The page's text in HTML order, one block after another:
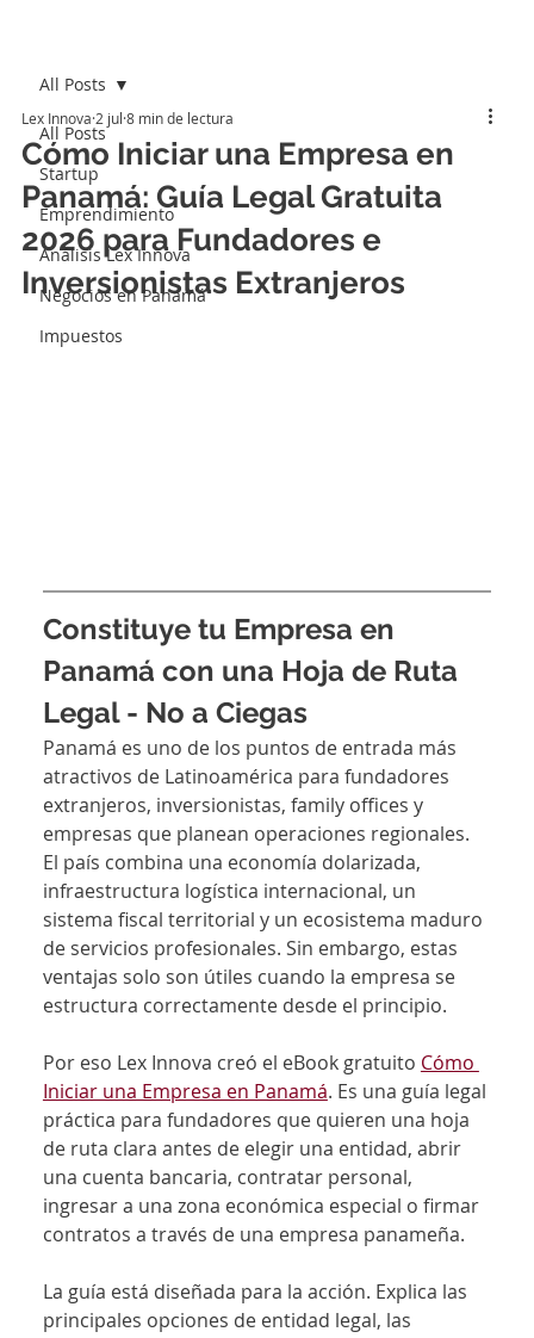
All Posts
Startup
Emprendimiento
Análisis Lex Innova
Negocios en Panamá
Impuestos
All Posts
Cómo Iniciar una Empresa en
Panamá: Guía Legal Gratuita
2026 para Fundadores e
Inversionistas Extranjeros
Lex Innova 2 jul 8 min de lectura
Constituye tu Empresa en
Panamá con una Hoja de Ruta
Legal - No a Ciegas
Panamá es uno de los puntos de entrada más
atractivos de Latinoamérica para fundadores
extranjeros, inversionistas, family offices y
empresas que planean operaciones regionales.
El país combina una economía dolarizada,
infraestructura logística internacional, un
sistema fiscal territorial y un ecosistema maduro
de servicios profesionales. Sin embargo, estas
ventajas solo son útiles cuando la empresa se
estructura correctamente desde el principio.
Por eso Lex Innova creó el eBook gratuito Cómo
Iniciar una Empresa en Panamá. Es una guía legal
práctica para fundadores que quieren una hoja
de ruta clara antes de elegir una entidad, abrir
una cuenta bancaria, contratar personal,
ingresar a una zona económica especial o firmar
contratos a través de una empresa panameña.
La guía está diseñada para la acción. Explica las
principales opciones de entidad legal, las